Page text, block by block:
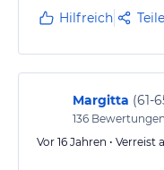
Frühstücksbüffett
sofort nachgelegt
Wir haben uns
wieder.
Hilfreich
Margitta (61-
136 Bewertungen
Vor 16 Jahren •